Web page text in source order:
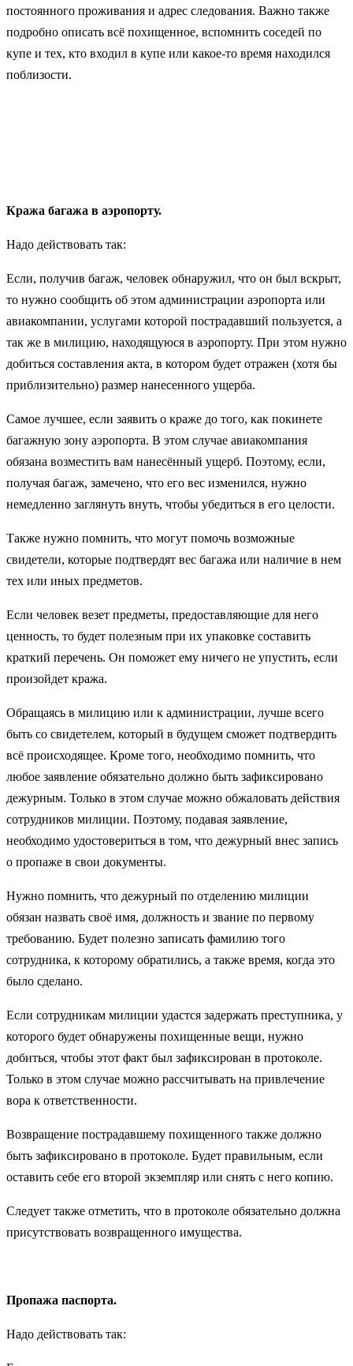
постоянного проживания и адрес следования. Важно также
подробно описать всё похищенное, вспомнить соседей по
купе и тех, кто входил в купе или какое-то время находился
поблизости.
Кража багажа в аэропорту.
Надо действовать так:
Если, получив багаж, человек обнаружил, что он был вскрыт,
то нужно сообщить об этом администрации аэропорта или
авиакомпании, услугами которой пострадавший пользуется, а
так же в милицию, находящуюся в аэропорту. При этом нужно
добиться составления акта, в котором будет отражен (хотя бы
приблизительно) размер нанесенного ущерба.
Самое лучшее, если заявить о краже до того, как покинете
багажную зону аэропорта. В этом случае авиакомпания
обязана возместить вам нанесённый ущерб. Поэтому, если,
получая багаж, замечено, что его вес изменился, нужно
немедленно заглянуть внуть, чтобы убедиться в его целости.
Также нужно помнить, что могут помочь возможные
свидетели, которые подтвердят вес багажа или наличие в нем
тех или иных предметов.
Если человек везет предметы, предоставляющие для него
ценность, то будет полезным при их упаковке составить
краткий перечень. Он поможет ему ничего не упустить, если
произойдет кража.
Обращаясь в милицию или к администрации, лучше всего
быть со свидетелем, который в будущем сможет подтвердить
всё происходящее. Кроме того, необходимо помнить, что
любое заявление обязательно должно быть зафиксировано
дежурным. Только в этом случае можно обжаловать действия
сотрудников милиции. Поэтому, подавая заявление,
необходимо удостовериться в том, что дежурный внес запись
о пропаже в свои документы.
Нужно помнить, что дежурный по отделению милиции
обязан назвать своё имя, должность и звание по первому
требованию. Будет полезно записать фамилию того
сотрудника, к которому обратились, а также время, когда это
было сделано.
Если сотрудникам милиции удастся задержать преступника, у
которого будет обнаружены похищенные вещи, нужно
добиться, чтобы этот факт был зафиксирован в протоколе.
Только в этом случае можно рассчитывать на привлечение
вора к ответственности.
Возвращение пострадавшему похищенного также должно
быть зафиксировано в протоколе. Будет правильным, если
оставить себе его второй экземпляр или снять с него копию.
Следует также отметить, что в протоколе обязательно должна
присутствовать возвращенного имущества.
Пропажа паспорта.
Надо действовать так: